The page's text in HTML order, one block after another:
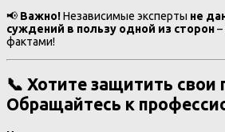
📢 Важно!Независимые эксперты не
суждений в пользу одной из сторон
фактами!
📞 Хотите защитить свои
Обращайтесь к